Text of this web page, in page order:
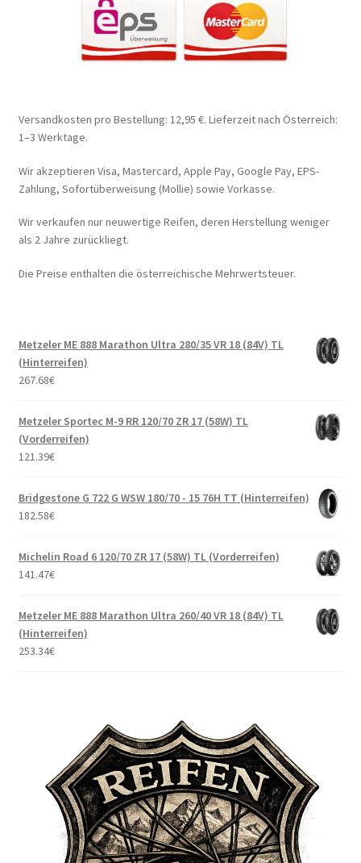
Versandkosten pro Bestellung: 12,95 €. Lieferzeit nach Österreich:
1–3 Werktage.
Wir akzeptieren Visa, Mastercard, Apple Pay, Google Pay, EPS-
Zahlung, Sofortüberweisung (Mollie) sowie Vorkasse.
Wir verkaufen nur neuwertige Reifen, deren Herstellung weniger
als 2 Jahre zurückliegt.
Die Preise enthalten die österreichische Mehrwertsteuer.
Metzeler ME 888 Marathon Ultra 280/35 VR 18 (84V) TL
(Hinterreifen)
267.68€
Metzeler Sportec M-9 RR 120/70 ZR 17 (58W) TL
(Vorderreifen)
121.39€
Bridgestone G 722 G WSW 180/70 - 15 76H TT (Hinterreifen)
182.58€
Michelin Road 6 120/70 ZR 17 (58W) TL (Vorderreifen)
141.47€
Metzeler ME 888 Marathon Ultra 260/40 VR 18 (84V) TL
(Hinterreifen)
253.34€